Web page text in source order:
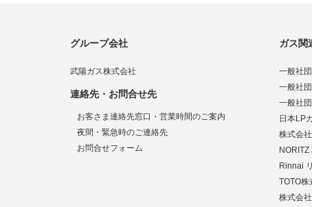
グループ会社
武陽ガス株式会社
連絡先・お問合せ先
お客さま連絡先窓口・営業時間のご案内
夜間・緊急時のご連絡先
お問合せフォーム
ガス関
一般社
一般社
一般社
日本LP
株式会
NORITZ
Rinnai
TOTO株
株式会社